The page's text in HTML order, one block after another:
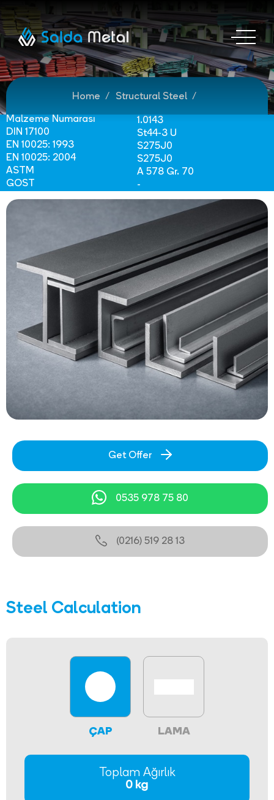
Home Structural Steel
Malzeme Numarası
1.0143
DIN 17100
St44-3 U
EN 10025: 1993
S275J0
EN 10025: 2004
S275J0
ASTM
A 578 Gr. 70
GOST
-
Get Offer
0535 978 75 80
(0216) 519 28 13
Steel Calculation
ÇAP LAMA
Toplam Ağırlık
0 kg